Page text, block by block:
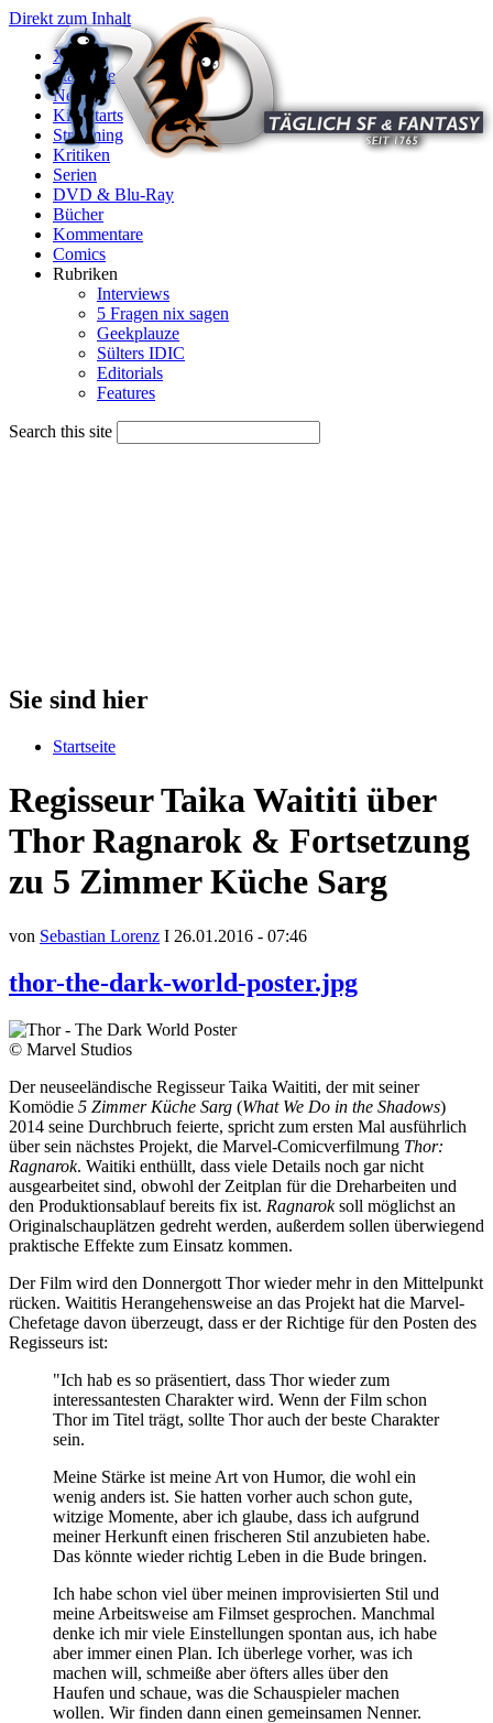
Direkt zum Inhalt
X
Startseite
News
Kinostarts
Streaming
Kritiken
Serien
DVD & Blu-Ray
Bücher
Kommentare
Comics
Rubriken
Interviews
5 Fragen nix sagen
Geekplauze
Sülters IDIC
Editorials
Features
Search this site
Sie sind hier
Startseite
Regisseur Taika Waititi über
Thor Ragnarok & Fortsetzung
zu 5 Zimmer Küche Sarg
von Sebastian Lorenz I 26.01.2016 - 07:46
thor-the-dark-world-poster.jpg
© Marvel Studios
Der neuseeländische Regisseur Taika Waititi, der mit seiner
Komödie 5 Zimmer Küche Sarg (What We Do in the Shadows)
2014 seine Durchbruch feierte, spricht zum ersten Mal ausführlich
über sein nächstes Projekt, die Marvel-Comicverfilmung Thor:
Ragnarok. Waitiki enthüllt, dass viele Details noch gar nicht
ausgearbeitet sind, obwohl der Zeitplan für die Dreharbeiten und
den Produktionsablauf bereits fix ist. Ragnaroksoll möglichst an
Originalschauplätzen gedreht werden, außerdem sollen überwiegend
praktische Effekte zum Einsatz kommen.
Der Film wird den Donnergott Thor wieder mehr in den Mittelpunkt
rücken. Waititis Herangehensweise an das Projekt hat die Marvel-
Chefetage davon überzeugt, dass er der Richtige für den Posten des
Regisseurs ist:
"Ich hab es so präsentiert, dass Thor wieder zum
interessantesten Charakter wird. Wenn der Film schon
Thor im Titel trägt, sollte Thor auch der beste Charakter
sein.
Meine Stärke ist meine Art von Humor, die wohl ein
wenig anders ist. Sie hatten vorher auch schon gute,
witzige Momente, aber ich glaube, dass ich aufgrund
meiner Herkunft einen frischeren Stil anzubieten habe.
Das könnte wieder richtig Leben in die Bude bringen.
Ich habe schon viel über meinen improvisierten Stil und
meine Arbeitsweise am Filmset gesprochen. Manchmal
denke ich mir viele Einstellungen spontan aus, ich habe
aber immer einen Plan. Ich überlege vorher, was ich
machen will, schmeiße aber öfters alles über den
Haufen und schaue, was die Schauspieler machen
wollen. Wir finden dann einen gemeinsamen Nenner.